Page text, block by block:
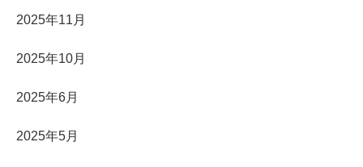
2025年11月
2025年10月
2025年6月
2025年5月